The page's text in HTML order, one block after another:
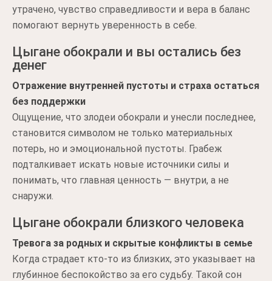
утрачено, чувство справедливости и вера в баланс
помогают вернуть уверенность в себе.
Цыгане обокрали и вы остались без
денег
Отражение внутренней пустоты и страха остаться
без поддержки
Ощущение, что злодеи обокрали и унесли последнее,
становится символом не только материальных
потерь, но и эмоциональной пустоты. Грабеж
подталкивает искать новые источники силы и
понимать, что главная ценность — внутри, а не
снаружи.
Цыгане обокрали близкого человека
Тревога за родных и скрытые конфликты в семье
Когда страдает кто-то из близких, это указывает на
глубинное беспокойство за его судьбу. Такой сон